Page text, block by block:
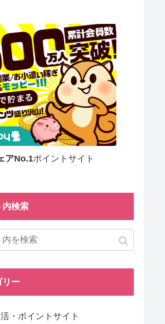
アNo.1ポイントサイト
内検索
リー
・ポイントサイト